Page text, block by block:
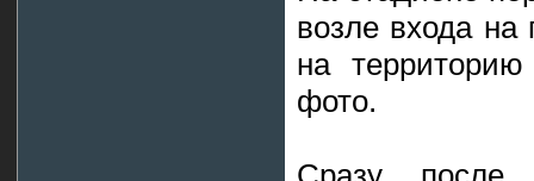
возле входа на
на
фото.